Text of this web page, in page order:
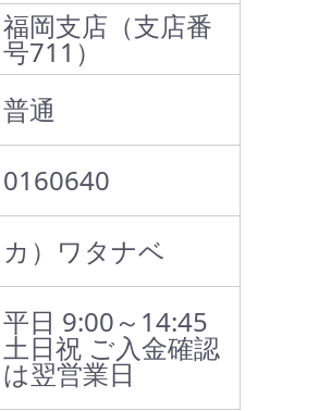
福岡支店（支店番
号711）
普通
0160640
カ）ワタナベ
平日 9:00～14:45
土日祝 ご入金確認
は翌営業日